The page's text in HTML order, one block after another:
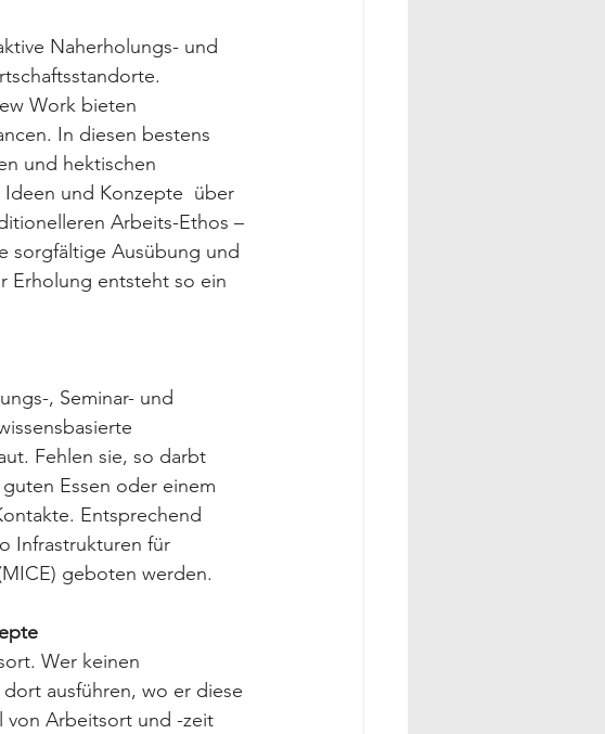
Naherholungs- und
Work bieten
In diesen bestens
und hektischen
und Konzepte  über
Arbeits-Ethos –
sorgfältige Ausübung und
Erholung entsteht so ein
, Seminar- und
Fehlen sie, so darbt
Essen oder einem
Entsprechend
Infrastrukturen für
geboten werden.
Wer keinen
ausführen, wo er diese
von Arbeitsort und -zeit